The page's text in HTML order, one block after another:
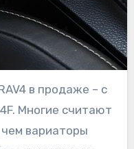
в продаже – с
Многие считают
вариаторы